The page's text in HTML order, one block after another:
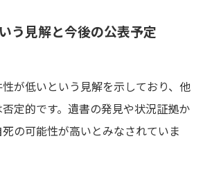
う見解と今後の公表予定
が低いという見解を示しており、他
定的です。遺書の発見や状況証拠か
の可能性が高いとみなされていま